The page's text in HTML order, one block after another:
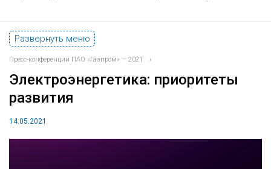
Развернуть меню
Пресс-конференции ПАО «Газпром» — 2021 ›
Электроэнергетика: приоритеты
развития
14.05.2021